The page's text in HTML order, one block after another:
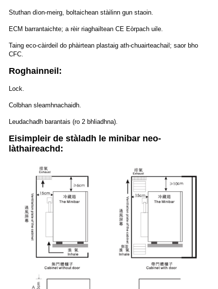
Stuthan dìon-meirg, boltaichean stàilinn gun staoin.
ECM barrantaichte; a rèir riaghailtean CE Eòrpach uile.
Taing eco-càirdeil do phàirtean plastaig ath-chuairteachail; saor bho
CFC.
Roghainneil:
Lock.
Colbhan sleamhnachaidh.
Leudachadh barantais (ro 2 bhliadhna).
Eisimpleir de stàladh le minibar neo-
làthaireachd: